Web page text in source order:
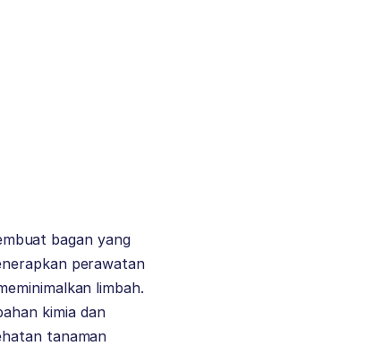
bagan yang
perawatan
limbah.
kimia dan
tanaman